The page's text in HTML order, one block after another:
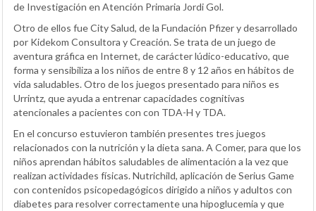
de Investigación en Atención Primaria Jordi Gol.
Otro de ellos fue City Salud, de la Fundación Pfizer y desarrollado
por Kidekom Consultora y Creación. Se trata de un juego de
aventura gráfica en Internet, de carácter lúdico-educativo, que
forma y sensibiliza a los niños de entre 8 y 12 años en hábitos de
vida saludables. Otro de los juegos presentado para niños es
Urrintz, que ayuda a entrenar capacidades cognitivas
atencionales a pacientes con con TDA-H y TDA.
En el concurso estuvieron también presentes tres juegos
relacionados con la nutrición y la dieta sana. A Comer, para que los
niños aprendan hábitos saludables de alimentación a la vez que
realizan actividades físicas. Nutrichild, aplicación de Serius Game
con contenidos psicopedagógicos dirigido a niños y adultos con
diabetes para resolver correctamente una hipoglucemia y que